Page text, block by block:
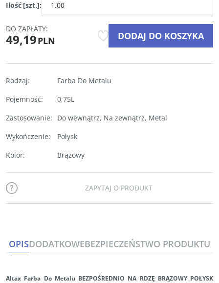
Ilość [szt.]:
DO ZAPŁATY:
49,19PLN DODAJ DO KOSZYKA
Rodzaj:
Farba Do Metalu
Pojemność:
0,75L
Zastosowanie: Do wewnątrz, Na zewnątrz, Metal
Wykończenie:
Połysk
Kolor: Brązowy
ZAPYTAJ O PRODUKT
OPISDODATKOWEBEZPIECZEŃSTWO PRODUKTU
Altax Farba Do Metalu BEZPOŚREDNIO NA RDZĘ BRĄZOWY POŁYSK